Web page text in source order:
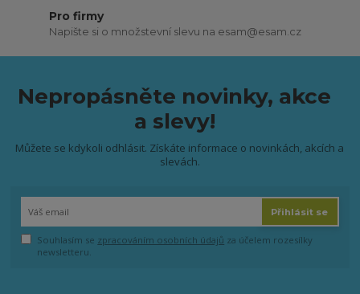
Pro firmy
Napište si o množstevní slevu na esam@esam.cz
Nepropásněte novinky, akce
a slevy!
Můžete se kdykoli odhlásit. Získáte informace o novinkách, akcích a
slevách.
Přihlásit se
Souhlasím se zpracováním osobních údajů za účelem rozesílky
newsletteru.